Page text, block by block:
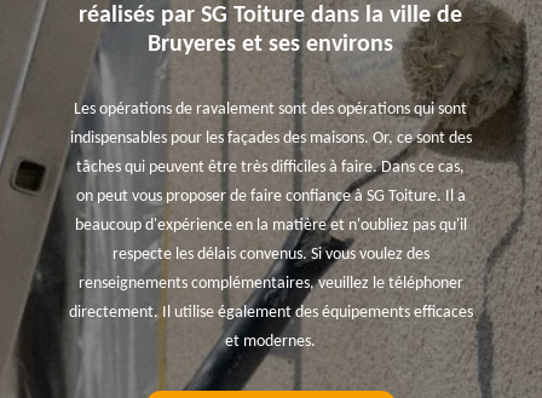
réalisés par SG Toiture dans la ville de
Bruyeres et ses environs
Les opérations de ravalement sont des opérations qui sont
indispensables pour les façades des maisons. Or, ce sont des
tâches qui peuvent être très difficiles à faire. Dans ce cas,
on peut vous proposer de faire confiance à SG Toiture. Il a
beaucoup d'expérience en la matière et n'oubliez pas qu'il
respecte les délais convenus. Si vous voulez des
renseignements complémentaires, veuillez le téléphoner
directement. Il utilise également des équipements efficaces
et modernes.